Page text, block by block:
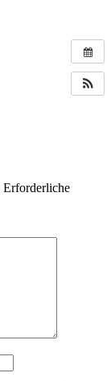
Erforderliche